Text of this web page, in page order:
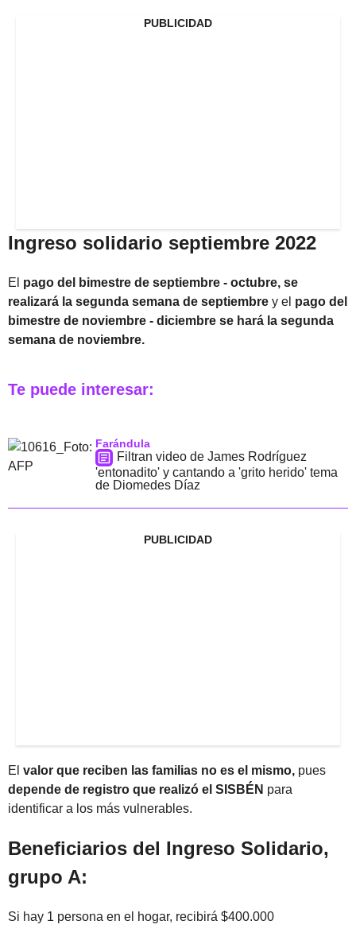
PUBLICIDAD
Ingreso solidario septiembre 2022
El pago del bimestre de septiembre - octubre, se
realizará la segunda semana de septiembre y el pago del
bimestre de noviembre - diciembre se hará la segunda
semana de noviembre.
Te puede interesar:
Farándula
Filtran video de James Rodríguez
'entonadito' y cantando a 'grito herido' tema
de Diomedes Díaz
PUBLICIDAD
El valor que reciben las familias no es el mismo, pues
depende de registro que realizó el SISBÉN para
identificar a los más vulnerables.
Beneficiarios del Ingreso Solidario,
grupo A:
Si hay 1 persona en el hogar, recibirá $400.000